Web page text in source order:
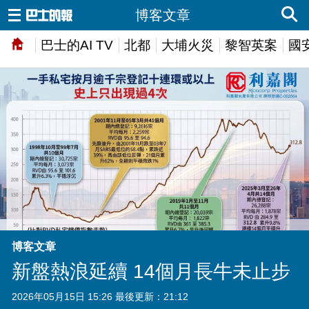
巴士的AI TV 北都 大埔火災 黎智英案 國
博客文章
博客文章
新盤熱浪延續 14個月長牛未止步
2026年05月15日 15:26 最後更新：21:12